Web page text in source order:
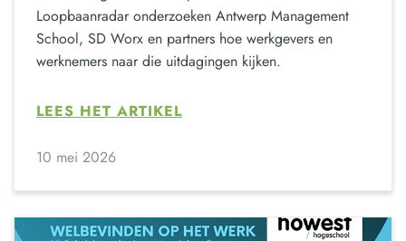
Loopbaanradar onderzoeken Antwerp Management
School, SD Worx en partners hoe werkgevers en
werknemers naar die uitdagingen kijken.
LEES HET ARTIKEL
10 mei 2026